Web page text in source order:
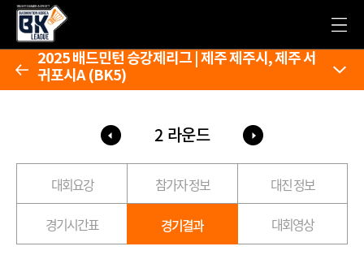
2025 배드민턴 승강제리그 | 제주 제주시, 제주 서
귀포시A (BK5)
2 라운드
대회요강 참가자 정보 대진 정보
경기시간표 경기결과 대회영상